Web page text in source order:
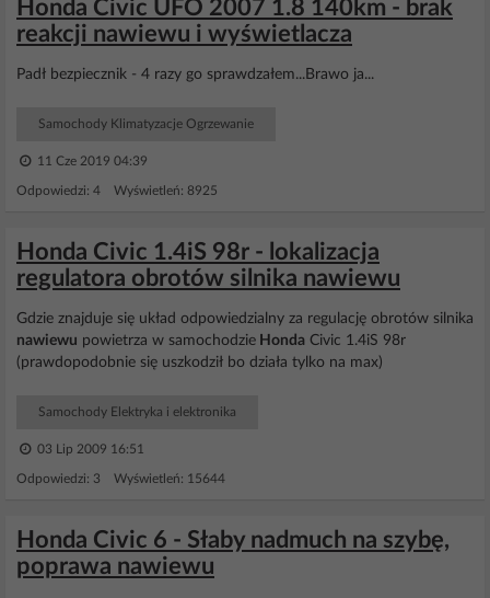
Honda Civic UFO 2007 1.8 140km - brak
reakcji nawiewu i wyświetlacza
Padł bezpiecznik - 4 razy go sprawdzałem...Brawo ja...
Samochody Klimatyzacje Ogrzewanie
11 Cze 2019 04:39
Odpowiedzi: 4 Wyświetleń: 8925
Honda Civic 1.4iS 98r - lokalizacja
regulatora obrotów silnika nawiewu
Gdzie znajduje się układ odpowiedzialny za regulację obrotów silnika
nawiewu powietrza w samochodzie Honda Civic 1.4iS 98r
(prawdopodobnie się uszkodził bo działa tylko na max)
Samochody Elektryka i elektronika
03 Lip 2009 16:51
Odpowiedzi: 3 Wyświetleń: 15644
Honda Civic 6 - Słaby nadmuch na szybę,
poprawa nawiewu